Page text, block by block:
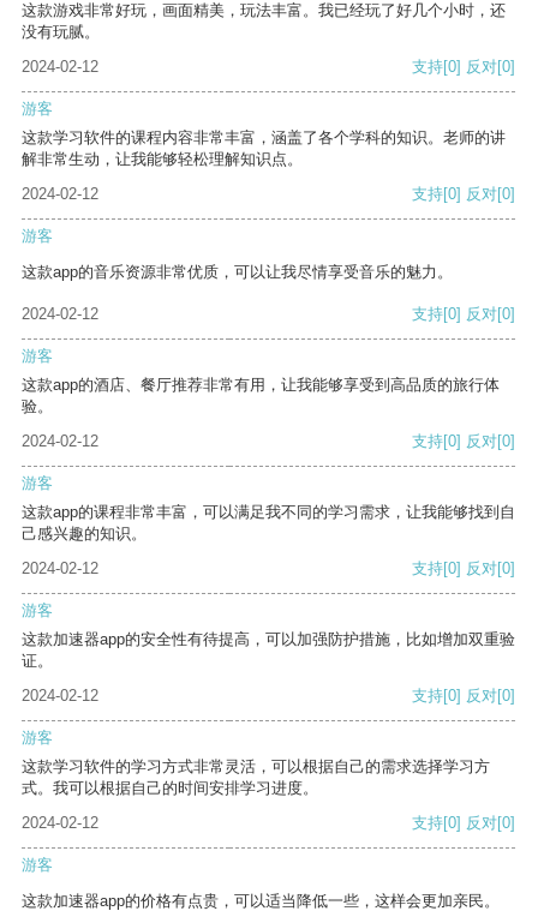
这款游戏非常好玩，画面精美，玩法丰富。我已经玩了好几个小时，还
没有玩腻。
2024-02-12
支持[0] 反对[0]
游客
这款学习软件的课程内容非常丰富，涵盖了各个学科的知识。老师的讲
解非常生动，让我能够轻松理解知识点。
2024-02-12
支持[0] 反对[0]
游客
这款app的音乐资源非常优质，可以让我尽情享受音乐的魅力。
2024-02-12 支持[0] 反对[0]
游客
这款app的酒店、餐厅推荐非常有用，让我能够享受到高品质的旅行体
验。
2024-02-12
支持[0] 反对[0]
游客
这款app的课程非常丰富，可以满足我不同的学习需求，让我能够找到自
己感兴趣的知识。
2024-02-12
支持[0] 反对[0]
游客
这款加速器app的安全性有待提高，可以加强防护措施，比如增加双重验
证。
2024-02-12
支持[0] 反对[0]
游客
这款学习软件的学习方式非常灵活，可以根据自己的需求选择学习方
式。我可以根据自己的时间安排学习进度。
2024-02-12
支持[0] 反对[0]
游客
这款加速器app的价格有点贵，可以适当降低一些，这样会更加亲民。